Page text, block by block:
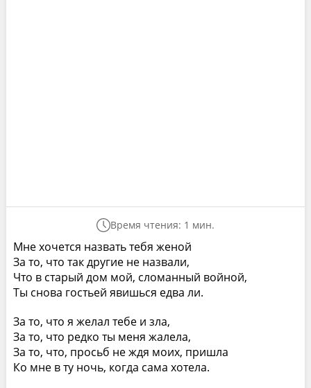
Время чтения: 1 мин.
Мне хочется назвать тебя женой
За то, что так другие не назвали,
Что в старый дом мой, сломанный войной,
Ты снова гостьей явишься едва ли.
За то, что я желал тебе и зла,
За то, что редко ты меня жалела,
За то, что, просьб не ждя моих, пришла
Ко мне в ту ночь, когда сама хотела.